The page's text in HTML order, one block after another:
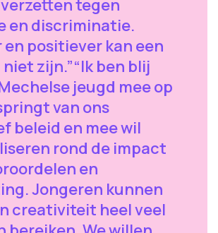
tegen
en discriminatie.
positiever kan een
zijn.”“Ik ben blij
jeugd mee op
van ons
beleid en mee wil
rond de impact
en
Jongeren kunnen
creativiteit heel veel